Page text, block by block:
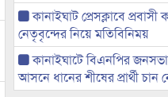
কানাইঘাট প্রেসক্লাবে প্রবাসী
নেতৃবৃন্দের নিয়ে মতিবিনিময়
কানাইঘাটে বিএনপির
আসনে ধানের শীষের প্রার্থী চান